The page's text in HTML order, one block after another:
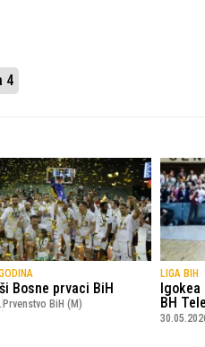
4
Bosne prvaci BiH
Prvenstvo BiH (M)
LIGA BIH
Igokea
BH